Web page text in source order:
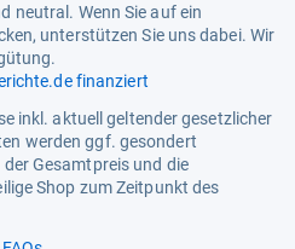
Edelstahloptik
4,0 kg
lt. Herstellerangabe
181,0 cm
neutral. Wenn Sie auf ein
unterstützen Sie uns dabei. Wir
finanziert
inkl. aktuell geltender gesetzlicher
werden ggf. gesondert
Gesamtpreis und die
Shop zum Zeitpunkt des